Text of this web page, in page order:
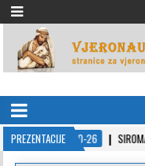
VJERONAUČNI
PREZENTACIJE
2022-10-26 SIROMAŠNI